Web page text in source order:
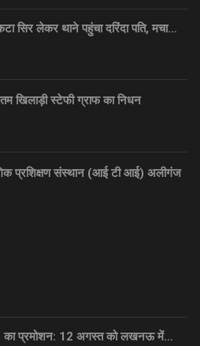
सिर लेकर थाने पहुंचा दरिंदा पति, मचा…
खिलाड़ी स्टेफी ग्राफ का निधन
प्रशिक्षण संस्थान (आई टी आई) अलीगंज
का प्रमोशन: 12 अगस्त को लखनऊ में…